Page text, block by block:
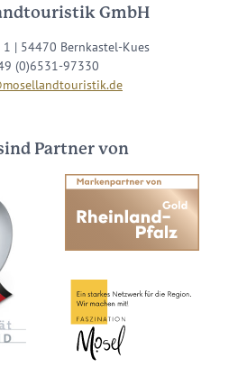
GmbH
1 | 54470 Bernkastel-Kues
(0)6531-97330
Partner von